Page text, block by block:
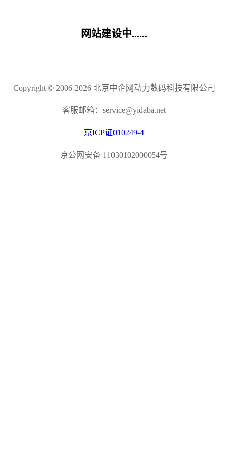
网站建设中......
Copyright © 2006-2026 北京中企网动力数码科技有限公司
客服邮箱：service@yidaba.net
京ICP证010249-4
京公网安备 11030102000054号